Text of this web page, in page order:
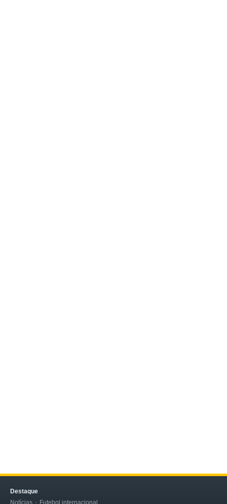
Destaque
Notícias
Futebol internacional